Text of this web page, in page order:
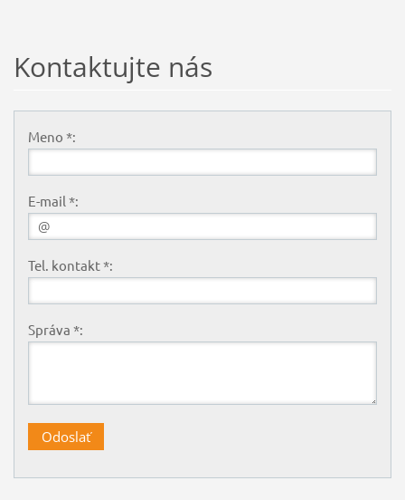
Kontaktujte nás
Meno *:
E-mail *:
Tel. kontakt *:
Správa *: